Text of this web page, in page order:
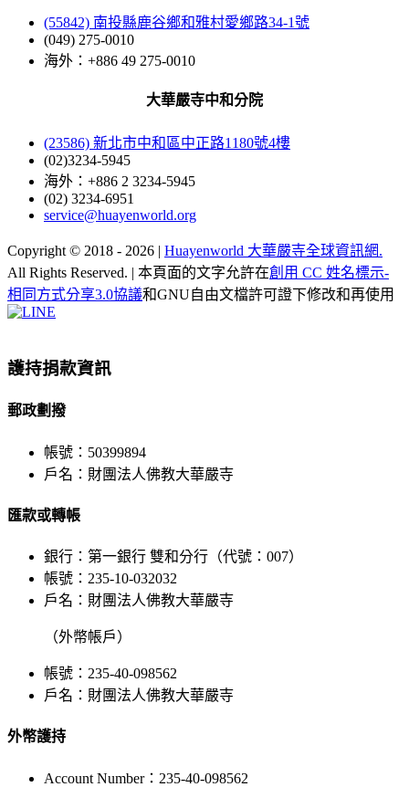
(55842) 南投縣鹿谷鄉和雅村愛鄉路34-1號
(049) 275-0010
海外：+886 49 275-0010
大華嚴寺中和分院
(23586) 新北市中和區中正路1180號4樓
(02)3234-5945
海外：+886 2 3234-5945
(02) 3234-6951
service@huayenworld.org
Copyright © 2018 - 2026 | Huayenworld 大華嚴寺全球資訊網.
All Rights Reserved. | 本頁面的文字允許在創用 CC 姓名標示-
相同方式分享3.0協議和GNU自由文檔許可證下修改和再使用
Facebook
X
WeChat
YouTube
LINE
Bar
Area
護持捐款資訊
郵政劃撥
帳號：50399894
戶名：財團法人佛教大華嚴寺
匯款或轉帳
銀行：第一銀行 雙和分行（代號：007）
帳號：235-10-032032
戶名：財團法人佛教大華嚴寺
（外幣帳戶）
帳號：235-40-098562
戶名：財團法人佛教大華嚴寺
外幣護持
Account Number：235-40-098562